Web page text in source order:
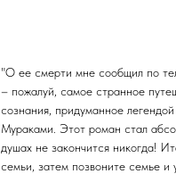
"О ее смерти мне сообщил по
– пожалуй, самое странное
сознания, придуманное
Мураками. Этот роман стал
душах не закончится никогда!
семьи, затем позвоните семье и